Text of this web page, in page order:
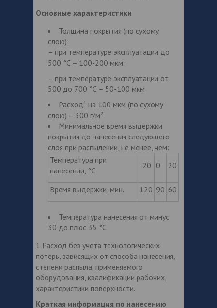
Основные характеристики
Толщина покрытия (по сухому
слою):
– при температуре эксплуатации до
500 °С – 100-200 мкм;
– при температуре эксплуатации от
500 до 700 °С – 50-100 мкм
Расход¹ на 100 мкм (по сухому
слою) – 300 г/м²
Минимальное время выдержки
покрытия до нанесения следующего
слоя при распылении, не менее, чем:
Температура при
нанесении, °С
-20 0 20
Время выдержки, мин. 120 90 60
Температура нанесения от минус
30 до плюс 35 °С
1 Расход без учета технологических
потерь, зависящих от способа нанесения,
степени распыла, применяемого
оборудования, квалификации рабочих,
характеристики поверхности.
Краткая информация по нанесению